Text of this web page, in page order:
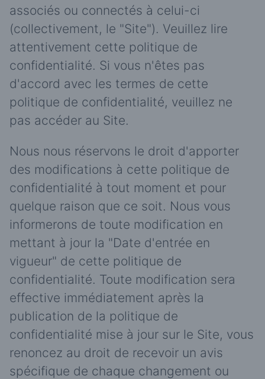
associés ou connectés à celui-ci
(collectivement, le "Site"). Veuillez lire
attentivement cette politique de
confidentialité. Si vous n'êtes pas
d'accord avec les termes de cette
politique de confidentialité, veuillez ne
pas accéder au Site.
Nous nous réservons le droit d'apporter
des modifications à cette politique de
confidentialité à tout moment et pour
quelque raison que ce soit. Nous vous
informerons de toute modification en
mettant à jour la "Date d'entrée en
vigueur" de cette politique de
confidentialité. Toute modification sera
effective immédiatement après la
publication de la politique de
confidentialité mise à jour sur le Site, vous
renoncez au droit de recevoir un avis
spécifique de chaque changement ou